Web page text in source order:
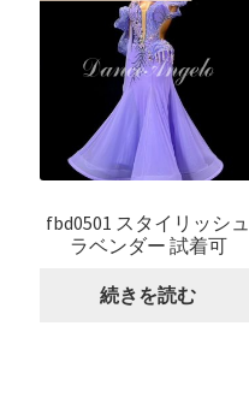
fbd0501 スタイリッシュ
ラベンダー 試着可
続きを読む